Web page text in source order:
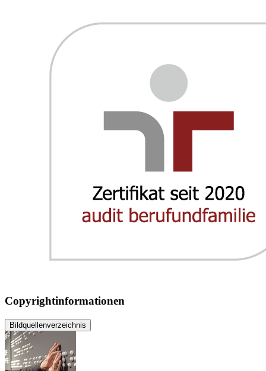
Copyrightinformationen
Bildquellenverzeichnis